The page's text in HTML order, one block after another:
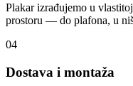
Plakar izrađujemo u
prostoru — do plafona, u
04
Dostava i montaža